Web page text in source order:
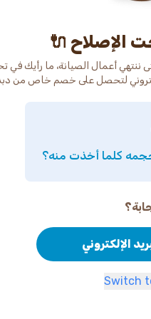
الإصلاح 🔌
أعمال الصيانة، ما رأيك في
لتحصل على خصم خاص من
كلما أخذت منه؟
الإلكتروني
Switch